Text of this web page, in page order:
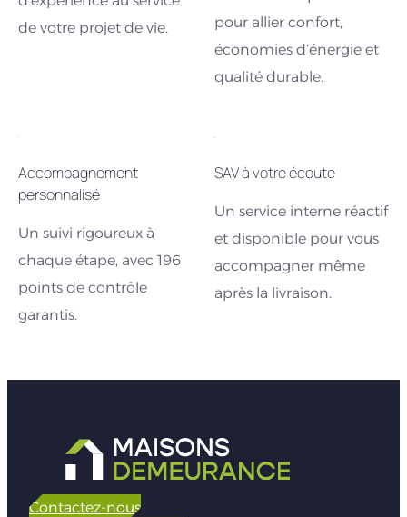
de votre projet de vie.
pour allier confort,
économies d’énergie et
qualité durable.
Accompagnement
personnalisé
Un suivi rigoureux à
chaque étape, avec 196
points de contrôle
garantis.
SAV à votre écoute
Un service interne réactif
et disponible pour vous
accompagner même
après la livraison.
Contactez-nous